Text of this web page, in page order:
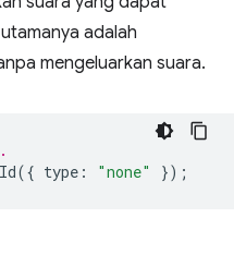
adalah
mengeluarkan suara.
({ type : "none" });